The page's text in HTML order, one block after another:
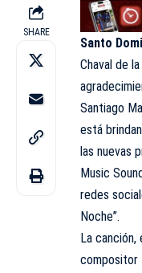
SHARE
Santo
Chaval de
Santiago
está
las nuevas
Music
redes
Noche”.
La
compositor